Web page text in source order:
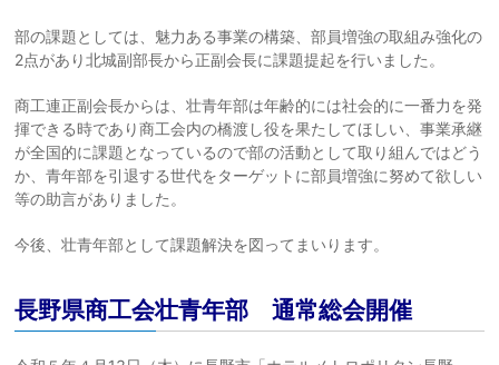
部の課題としては、魅力ある事業の構築、部員増強の取組み強化の
2点があり北城副部長から正副会長に課題提起を行いました。
商工連正副会長からは、壮青年部は年齢的には社会的に一番力を発
揮できる時であり商工会内の橋渡し役を果たしてほしい、事業承継
が全国的に課題となっているので部の活動として取り組んではどう
か、青年部を引退する世代をターゲットに部員増強に努めて欲しい
等の助言がありました。
今後、壮青年部として課題解決を図ってまいります。
長野県商工会壮青年部 通常総会開催